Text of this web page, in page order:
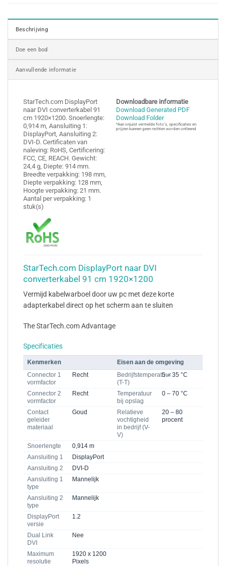
Beschrijving
Doe een bod
Aanvullende informatie
StarTech.com DisplayPort
naar DVI converterkabel 91
cm 1920×1200. Snoerlengte:
0,914 m, Aansluiting 1:
DisplayPort, Aansluiting 2:
DVI-D. Certificaten van
naleving: RoHS, Certificering:
FCC, CE, REACH. Gewicht:
24,4 g, Diepte: 914 mm.
Breedte verpakking: 198 mm,
Diepte verpakking: 128 mm,
Hoogte verpakking: 21 mm.
Aantal per verpakking: 1
stuk(s)
Downloadbare informatie
Download Generated PDF
Download Folder
*Aan onjuist vermelde foto’s, specificaties en
prijzen kunnen geen rechten worden ontleend
StarTech.com DisplayPort naar DVI
converterkabel 91 cm 1920×1200
Vermijd kabelwarboel door uw pc met deze korte
adapterkabel direct op het scherm aan te sluiten
The StarTech.com Advantage
Specificaties
Kenmerken
Eisen aan de omgeving
Connector 1
vormfactor
Recht
Bedrijfstemperatuur
(T-T)
5 – 35 °C
Connector 2
vormfactor
Recht
Temperatuur
bij opslag
0 – 70 °C
Contact
geleider
materiaal
Goud
Relatieve
vochtigheid
in bedrijf (V-
V)
20 – 80
procent
Snoerlengte
0,914 m
Aansluiting 1
DisplayPort
Aansluiting 2
DVI-D
Aansluiting 1
type
Mannelijk
Aansluiting 2
type
Mannelijk
DisplayPort
versie
1.2
Dual Link
DVI
Nee
Maximum
resolutie
1920 x 1200
Pixels